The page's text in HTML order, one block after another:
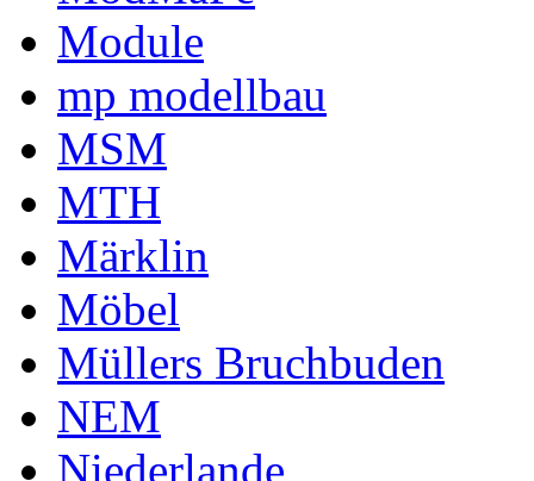
Module
mp modellbau
MSM
MTH
Märklin
Möbel
Müllers Bruchbuden
NEM
Niederlande